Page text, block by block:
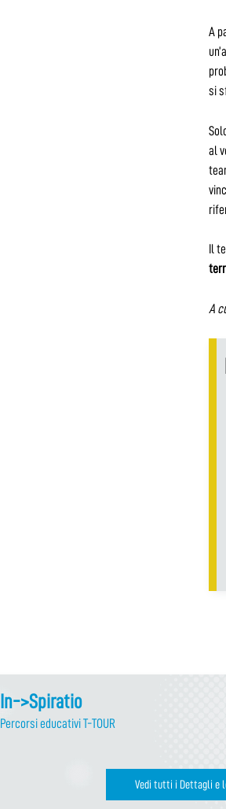
A
si
al
Il
A
In->Spiratio
Percorsi educativi T-TOUR
Vedi tutti i Dettagli e